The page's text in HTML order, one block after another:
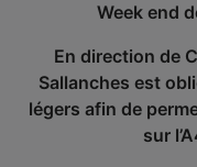
Week end
En direction de
Sallanches est
légers afin de
sur